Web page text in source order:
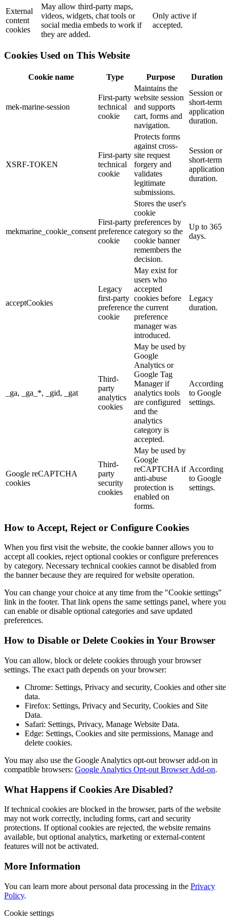
External
content
cookies
May allow third-party maps,
videos, widgets, chat tools or
social media embeds to work if
they are added.
Only active if
accepted.
Cookies Used on This Website
Cookie name Type Purpose Duration
mek-marine-session
First-party
technical
cookie
Maintains the
website session
and supports
cart, forms and
navigation.
Session or
short-term
application
duration.
XSRF-TOKEN
First-party
technical
cookie
Protects forms
against cross-
site request
forgery and
validates
legitimate
submissions.
Session or
short-term
application
duration.
mekmarine_cookie_consent
First-party
preference
cookie
Stores the user's
cookie
preferences by
category so the
cookie banner
remembers the
decision.
Up to 365
days.
acceptCookies
Legacy
first-party
preference
cookie
May exist for
users who
accepted
cookies before
the current
preference
manager was
introduced.
Legacy
duration.
_ga, _ga_*, _gid, _gat
Third-
party
analytics
cookies
May be used by
Google
Analytics or
Google Tag
Manager if
analytics tools
are configured
and the
analytics
category is
accepted.
According
to Google
settings.
Google reCAPTCHA
cookies
Third-
party
security
cookies
May be used by
Google
reCAPTCHA if
anti-abuse
protection is
enabled on
forms.
According
to Google
settings.
How to Accept, Reject or Configure Cookies
When you first visit the website, the cookie banner allows you to
accept all cookies, reject optional cookies or configure preferences
by category. Necessary technical cookies cannot be disabled from
the banner because they are required for website operation.
You can change your choice at any time from the "Cookie settings"
link in the footer. That link opens the same settings panel, where you
can enable or disable optional categories and save updated
preferences.
How to Disable or Delete Cookies in Your Browser
You can allow, block or delete cookies through your browser
settings. The exact path depends on your browser:
Chrome: Settings, Privacy and security, Cookies and other site
data.
Firefox: Settings, Privacy and Security, Cookies and Site
Data.
Safari: Settings, Privacy, Manage Website Data.
Edge: Settings, Cookies and site permissions, Manage and
delete cookies.
You may also use the Google Analytics opt-out browser add-on in
compatible browsers: Google Analytics Opt-out Browser Add-on.
What Happens if Cookies Are Disabled?
If technical cookies are blocked in the browser, parts of the website
may not work correctly, including forms, cart and security
protections. If optional cookies are rejected, the website remains
available, but optional analytics, marketing or external-content
features will not be activated.
More Information
You can learn more about personal data processing in the Privacy
Policy.
Cookie settings